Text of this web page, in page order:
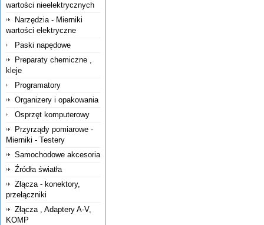
wartości nieelektrycznych
Narzędzia - Mierniki
wartości elektryczne
Paski napędowe
Preparaty chemiczne ,
kleje
Programatory
Organizery i opakowania
Osprzęt komputerowy
Przyrządy pomiarowe -
Mierniki - Testery
Samochodowe akcesoria
Źródła światła
Złącza - konektory,
przełączniki
Złącza , Adaptery A-V,
KOMP